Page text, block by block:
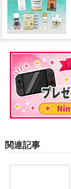
関連記事